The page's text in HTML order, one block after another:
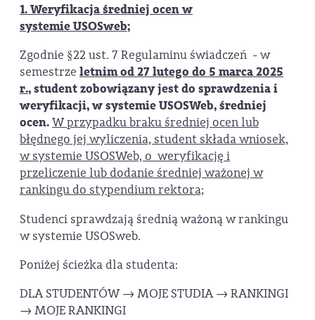
1. Weryfikacja średniej ocen w
systemieUSOSweb;
Zgodnie §22 ust. 7 Regulaminu świadczeń - w
semestrze letnimod 27 lutego do 5 marca 2025
r.,studentzobowiązany jest do sprawdzenia i
weryfikacji, w systemie USOSWeb, średniej
ocen.W przypadku braku średniej ocen lub
błędnego jej wyliczenia, student składa wniosek,
w systemie USOSWeb, o weryfikację i
przeliczenie lub dodanie średniej ważonej w
rankingu do stypendium rektora;
Studenci sprawdzają średnią ważoną w rankingu
w systemie USOSweb.
Poniżej ścieżka dla studenta:
DLA STUDENTÓW → MOJE STUDIA → RANKINGI
→ MOJE RANKINGI